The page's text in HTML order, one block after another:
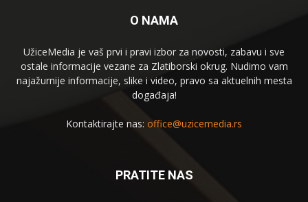
O NAMA
UžiceMedia je vaš prvi i pravi izbor za novosti, zabavu i sve
ostale informacije vezane za Zlatiborski okrug. Nudimo vam
najažurnije informacije, slike i video, pravo sa aktuelnih mesta
događaja!
Kontaktirajte nas: office@uzicemedia.rs
PRATITE NAS